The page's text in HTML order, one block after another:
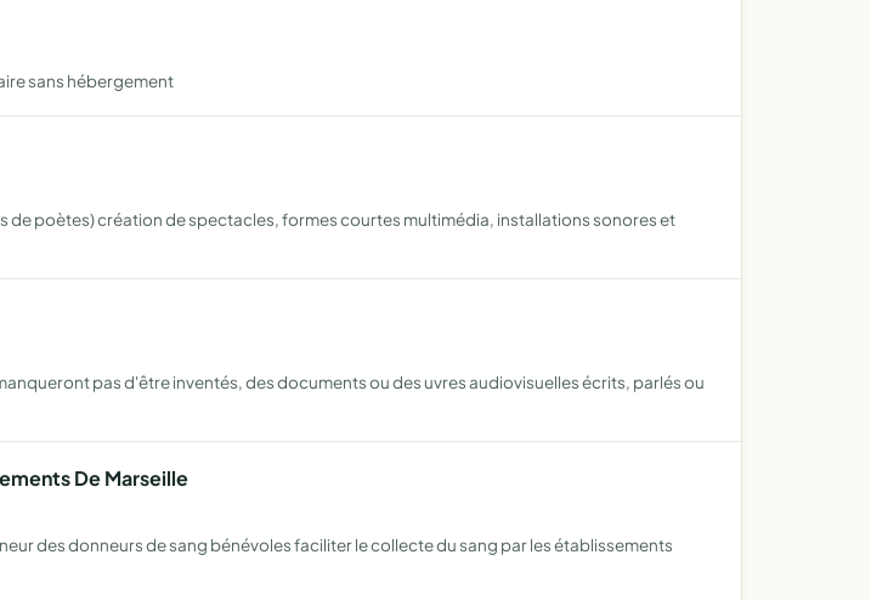
sans hébergement
poètes) création de spectacles, formes courtes multimédia, installations sonores et
pas d'être inventés, des documents ou des uvres audiovisuelles écrits, parlés ou
De Marseille
des donneurs de sang bénévoles faciliter le collecte du sang par les établissements